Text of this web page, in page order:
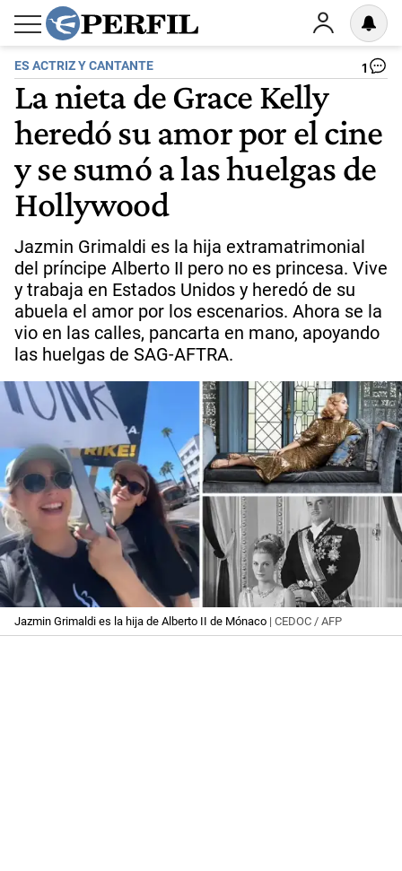
ES ACTRIZ Y CANTANTE 1
La nieta de Grace Kelly
heredó su amor por el cine
y se sumó a las huelgas de
Hollywood
Jazmin Grimaldi es la hija extramatrimonial
del príncipe Alberto II pero no es princesa. Vive
y trabaja en Estados Unidos y heredó de su
abuela el amor por los escenarios. Ahora se la
vio en las calles, pancarta en mano, apoyando
las huelgas de SAG-AFTRA.
Jazmin Grimaldi es la hija de Alberto II de Mónaco | CEDOC / AFP